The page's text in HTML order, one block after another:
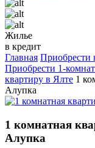
Жилье
в кредит
Главная Приобрести
Приобрести 1-
квартиру в Ялте 1
Алупка
1 комнатная
Алупка